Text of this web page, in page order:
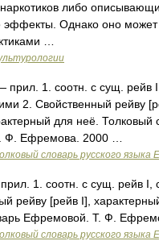
либо
эффекты. Однако оно может
…
прил. 1. соотн. с сущ. рейв
2. Свойственный рейву
для неё. Толковый
Ф. Ефремова. 2000 …
словарь русского языка
1. соотн. с сущ. рейв I,
рейву [рейв I],
Ефремовой. Т. Ф.
словарь русского языка